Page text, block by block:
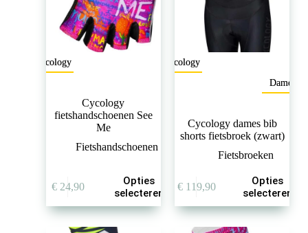
Cycology
Cycology
fietshandschoenen See
Me
Fietshandschoenen
€24,90
Opties
selecteren
product
meerdere
variaties.
Cycology
Dames
Cycology dames bib
shorts fietsbroek (zwart)
Fietsbroeken
€119,90
Opties
selecteren
product
meerdere
variaties.